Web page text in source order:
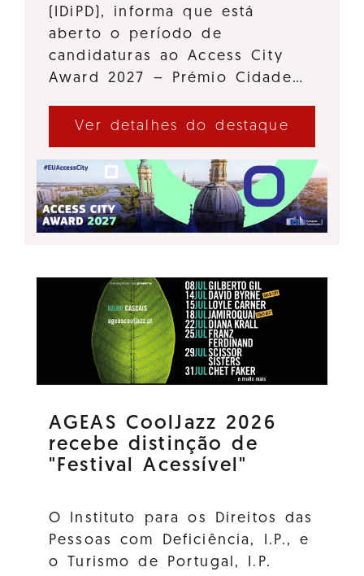
(IDiPD), informa que está
aberto o período de
candidaturas ao Access City
Award 2027 – Prémio Cidade…
Ver detalhes do destaque
AGEAS CoolJazz 2026
recebe distinção de
"Festival Acessível"
O Instituto para os Direitos das
Pessoas com Deficiência, I.P., e
o Turismo de Portugal, I.P.